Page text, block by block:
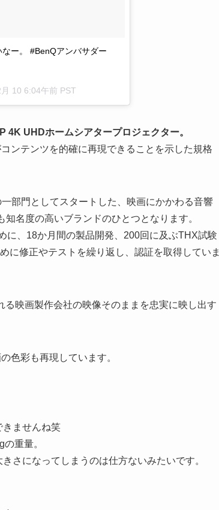
ー。 #BenQアンバサダー
10 6:04午前 PST
4K UHDホームシアタープロジェクター。
ンテンツを的確に再現できることを示した規格
部門としてスタートした、映画にかかわる音響
名度の高いブランドのひとつとなります。
に、18か月間の製品開発、200回に及ぶTHX試験
に修正やテストを繰り返し、認証を取得していま
映画製作会社の映像そのままを忠実に映し出す
色彩も再現しています。
ませんね笑
重量。
さになってしまうのは仕方ないみたいです。